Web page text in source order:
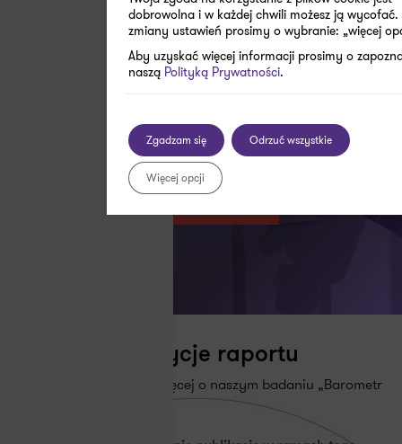
Barometr prawa
Poprzednie edycje raportu
Chcesz dowiedzieć się więcej o naszym badaniu „Barometr
dobrowolna i w każdej chwili możesz ją
zmiany ustawień prosimy o wybranie: „więcej
Aby uzyskać więcej informacji prosimy o
naszą Polityką Prywatności.
Zgadzam się Odrzuć wszystkie
Więcej opcji